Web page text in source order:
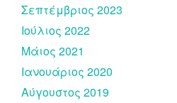
Σεπτέμβριος 2023
Ιούλιος 2022
Μάιος 2021
Ιανουάριος 2020
Αύγουστος 2019